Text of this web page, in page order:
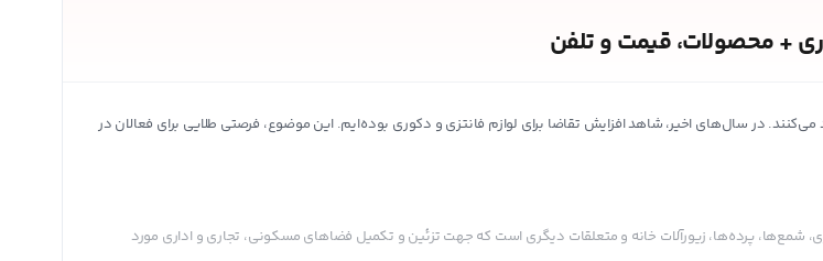
+ محصولات، قیمت و تلفن
در سال‌های اخیر، شاهد افزایش تقاضا برای لوازم فانتزی و دکوری بوده‌ایم. این موضوع، فرصتی طلایی برای فعالان در
شمع‌ها، پرده‌ها، زیورآلات خانه و متعلقات دیگری است که جهت تزئین و تکمیل فضاهای مسکونی، تجاری و اداری مورد